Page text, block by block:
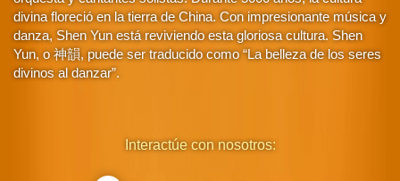
divina floreció en la tierra de China. Con impresionante música y
danza, Shen Yun está reviviendo esta gloriosa cultura. Shen
Yun, o 神韻, puede ser traducido como “La belleza de los seres
divinos al danzar”.
Interactúe con nosotros: